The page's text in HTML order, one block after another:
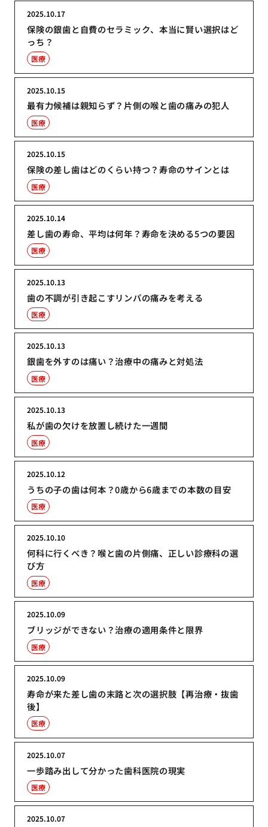
保険の銀歯と自費のセラミック、本当に賢い選択はど
っち？
2025.10.17
医療
最有力候補は親知らず？片側の喉と歯の痛みの犯人
2025.10.15
医療
保険の差し歯はどのくらい持つ？寿命のサインとは
2025.10.15
医療
差し歯の寿命、平均は何年？寿命を決める5つの要因
2025.10.14
医療
歯の不調が引き起こすリンパの痛みを考える
2025.10.13
医療
銀歯を外すのは痛い？治療中の痛みと対処法
2025.10.13
医療
私が歯の欠けを放置し続けた一週間
2025.10.13
医療
うちの子の歯は何本？0歳から6歳までの本数の目安
2025.10.12
医療
何科に行くべき？喉と歯の片側痛、正しい診療科の選
び方
2025.10.10
医療
ブリッジができない？治療の適用条件と限界
2025.10.09
医療
寿命が来た差し歯の末路と次の選択肢【再治療・抜歯
後】
2025.10.09
医療
一歩踏み出して分かった歯科医院の現実
2025.10.07
医療
2025.10.07